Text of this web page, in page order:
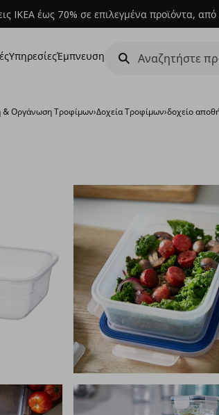
IKEA έως 70% σε επιλεγμένα προϊόντα,
ΥπηρεσίεςΈμπνευση
& Οργάνωση Τροφίμων›Δοχεία Τροφίμων›δοχείο